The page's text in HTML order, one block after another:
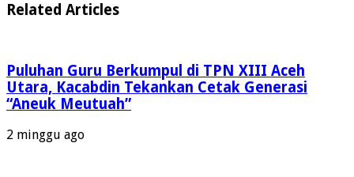
Related Articles
Puluhan Guru Berkumpul di TPN XIII Aceh
Utara, Kacabdin Tekankan Cetak Generasi
“Aneuk Meutuah”
2 minggu ago